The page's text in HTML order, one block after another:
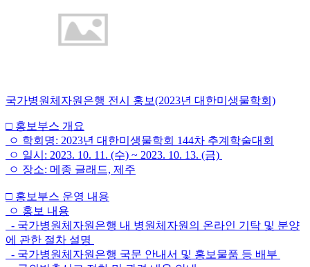
국가병원체자원은행 전시 홍보(2023년 대한미생물학회)
□ 홍보부스 개요
ㅇ 학회명: 2023년 대한미생물학회 144차 추계학술대회
ㅇ 일시: 2023. 10. 11. (수) ~ 2023. 10. 13. (금)
ㅇ 장소: 메종 글래드, 제주
□ 홍보부스 운영 내용
ㅇ 홍보 내용
- 국가병원체자원은행 내 병원체자원의 온라인 기탁 및 분양
에 관한 절차 설명
- 국가병원체자원은행 국문 안내서 및 홍보물품 등 배부